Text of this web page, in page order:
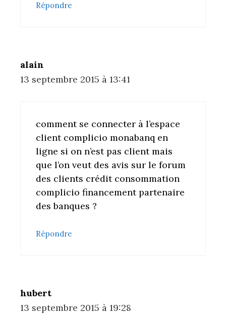
Répondre
alain
13 septembre 2015 à 13:41
comment se connecter à l’espace
client complicio monabanq en
ligne si on n’est pas client mais
que l’on veut des avis sur le forum
des clients crédit consommation
complicio financement partenaire
des banques ?
Répondre
hubert
13 septembre 2015 à 19:28